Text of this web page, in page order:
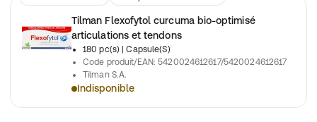
Tilman Flexofytol curcuma bio-optimisé
articulations et tendons
180 pc(s)
| Capsule(S)
Code produit/EAN:5420024612617/5420024612617
Tilman S.A.
Indisponible